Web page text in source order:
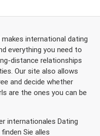
international dating
everything you need to
distance relationships
Our site also allows
and decide whether
are the ones you can be
internationales Dating
Sie alles